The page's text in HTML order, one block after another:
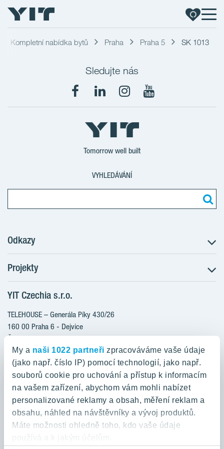
My a naši 1022 partneři zpracováváme vaše údaje
(jako např. číslo IP) pomocí technologií, jako např.
souborů cookie pro uchování a přístup k informacím
na vašem zařízení, abychom vám mohli nabízet
personalizované reklamy a obsah, měření reklam a
obsahu, náhled na návštěvníky a vývoj produktů.
Máte možnosti ohledně toho, kdo vaše údaje
Kompletní nabídka bytů Praha Praha 5 SK 1013
Sledujte nás
Tomorrow well built
VYHLEDÁVÁNÍ
Odkazy
Postup koupě
Klientské změny
Aktuality
Blog
Kariéra
O nás
YIT PLUS
Projekty
RANTA Barrandov III
RANTA Barrandov IV
TOIVO Roztyly II
KALEVALA
VIRTA Kladno
KATTILA Kamýk
ROSALA
YIT Czechia s.r.o.
TELEHOUSE – Generála Píky 430/26
160 00 Praha 6 - Dejvice
Česká republika
800 200 666
domov@yit.cz
Telefon na centrální recepci:
+420 224 318 261